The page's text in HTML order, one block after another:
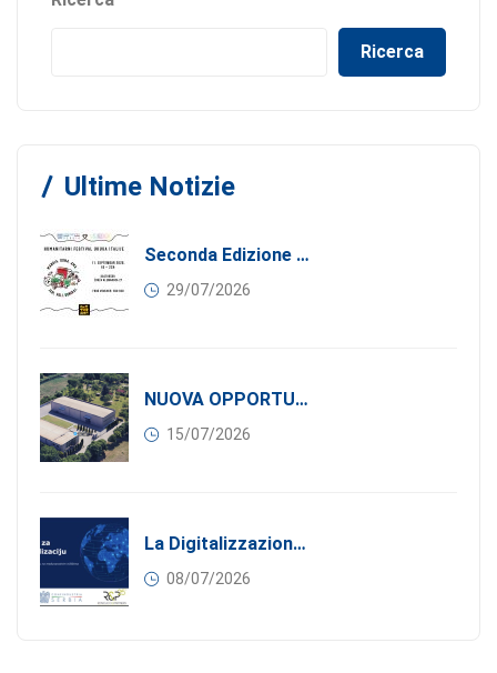
Ricerca
Ultime Notizie
Seconda Edizione Di MANGIA. DONA. AMA: Quando La Gastronomia Incontra La Solidarietà, 11 Settembre 2026
29/07/2026
NUOVA OPPORTUNITÀ DI BUSINESS PER I SOCI DI CONFINDUSTRIA SERBIA: Affitasi Un Moderno Capannone Industriale A Pančevo – 1.200 M² Nella Zona Industriale
15/07/2026
La Digitalizzazione Come Motore Dell’internazionalizzazione
08/07/2026